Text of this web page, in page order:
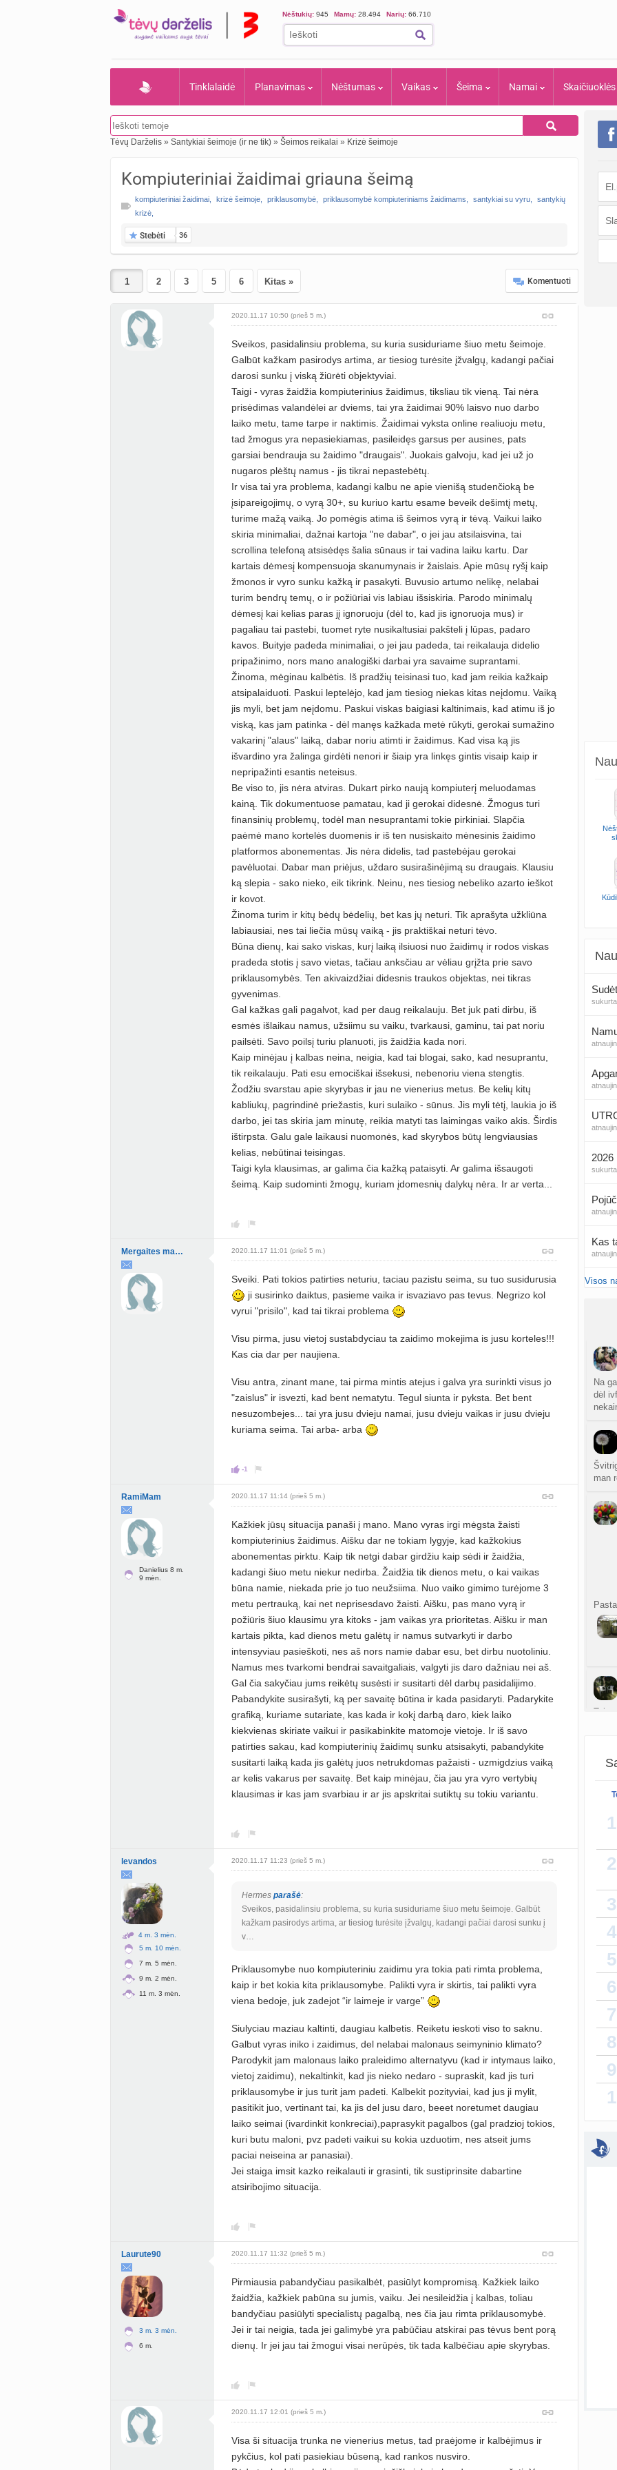
Nėštukių: 945 Mamų: 28.494 Narių: 66.710
Tinklalaidė Planavimas Nėštumas Vaikas Šeima Namai Skaičiuoklės
Tėvų Darželis » Santykiai šeimoje (ir ne tik) » Šeimos reikalai » Krizė šeimoje
Kompiuteriniai žaidimai griauna šeimą
kompiuteriniai žaidimai krizė šeimoje priklausomybė priklausomybė kompiuteriniams žaidimams santykiai su vyru
santykių
krizė
Stebėti 36
2 3 5 6 Kitas » Komentuoti
2020.11.17 10:50 (prieš 5 m.)
Sveikos, pasidalinsiu problema, su kuria susiduriame šiuo metu šeimoje.
Galbūt kažkam pasirodys artima, ar tiesiog turėsite įžvalgų, kadangi pačiai
darosi sunku į viską žiūrėti objektyviai.
Taigi - vyras žaidžia kompiuterinius žaidimus, tiksliau tik vieną. Tai nėra
prisėdimas valandėlei ar dviems, tai yra žaidimai 90% laisvo nuo darbo
laiko metu, tame tarpe ir naktimis. Žaidimai vyksta online realiuoju metu,
tad žmogus yra nepasiekiamas, pasileidęs garsus per ausines, pats
garsiai bendrauja su žaidimo "draugais". Juokais galvoju, kad jei už jo
nugaros plėštų namus - jis tikrai nepastebėtų.
Ir visa tai yra problema, kadangi kalbu ne apie vienišą studenčioką be
įsipareigojimų, o vyrą 30+, su kuriuo kartu esame beveik dešimtį metų,
turime mažą vaiką. Jo pomėgis atima iš šeimos vyrą ir tėvą. Vaikui laiko
skiria minimaliai, dažnai kartoja "ne dabar", o jei jau atsilaisvina, tai
scrollina telefoną atsisėdęs šalia sūnaus ir tai vadina laiku kartu. Dar
kartais dėmesį kompensuoja skanumynais ir žaislais. Apie mūsų ryšį kaip
žmonos ir vyro sunku kažką ir pasakyti. Buvusio artumo nelikę, nelabai
turim bendrų temų, o ir požiūriai vis labiau išsiskiria. Parodo minimalų
dėmesį kai kelias paras jį ignoruoju (dėl to, kad jis ignoruoja mus) ir
pagaliau tai pastebi, tuomet ryte nusikaltusiai pakšteli į lūpas, padaro
kavos. Buityje padeda minimaliai, o jei jau padeda, tai reikalauja didelio
pripažinimo, nors mano analogiški darbai yra savaime suprantami.
Žinoma, mėginau kalbėtis. Iš pradžių teisinasi tuo, kad jam reikia kažkaip
atsipalaiduoti. Paskui leptelėjo, kad jam tiesiog niekas kitas neįdomu. Vaiką
jis myli, bet jam neįdomu. Paskui viskas baigiasi kaltinimais, kad atimu iš jo
viską, kas jam patinka - dėl manęs kažkada metė rūkyti, gerokai sumažino
vakarinį "alaus" laiką, dabar noriu atimti ir žaidimus. Kad visa ką jis
išvardino yra žalinga girdėti nenori ir šiaip yra linkęs gintis visaip kaip ir
nepripažinti esantis neteisus.
Be viso to, jis nėra atviras. Dukart pirko naują kompiuterį meluodamas
kainą. Tik dokumentuose pamatau, kad ji gerokai didesnė. Žmogus turi
finansinių problemų, todėl man nesuprantami tokie pirkiniai. Slapčia
paėmė mano kortelės duomenis ir iš ten nusiskaito mėnesinis žaidimo
platformos abonementas. Jis nėra didelis, tad pastebėjau gerokai
pavėluotai. Dabar man priėjus, uždaro susirašinėjimą su draugais. Klausiu
ką slepia - sako nieko, eik tikrink. Neinu, nes tiesiog nebeliko azarto ieškot
ir kovot.
Žinoma turim ir kitų bėdų bėdelių, bet kas jų neturi. Tik aprašyta užkliūna
labiausiai, nes tai liečia mūsų vaiką - jis praktiškai neturi tėvo.
Būna dienų, kai sako viskas, kurį laiką ilsiuosi nuo žaidimų ir rodos viskas
pradeda stotis į savo vietas, tačiau anksčiau ar vėliau grįžta prie savo
priklausomybės. Ten akivaizdžiai didesnis traukos objektas, nei tikras
gyvenimas.
Gal kažkas gali pagalvot, kad per daug reikalauju. Bet juk pati dirbu, iš
esmės išlaikau namus, užsiimu su vaiku, tvarkausi, gaminu, tai pat noriu
pailsėti. Savo poilsį turiu planuoti, jis žaidžia kada nori.
Kaip minėjau į kalbas neina, neigia, kad tai blogai, sako, kad nesuprantu,
tik reikalauju. Pati esu emociškai išsekusi, nebenoriu viena stengtis.
Žodžiu svarstau apie skyrybas ir jau ne vienerius metus. Be kelių kitų
kabliukų, pagrindinė priežastis, kuri sulaiko - sūnus. Jis myli tėtį, laukia jo iš
darbo, jei tas skiria jam minutę, reikia matyti tas laimingas vaiko akis. Širdis
ištirpsta. Galu gale laikausi nuomonės, kad skyrybos būtų lengviausias
kelias, nebūtinai teisingas.
Taigi kyla klausimas, ar galima čia kažką pataisyti. Ar galima išsaugoti
šeimą. Kaip sudominti žmogų, kuriam įdomesnių dalykų nėra. Ir ar verta...
Mergaites mama 2020.11.17 11:01 (prieš 5 m.)
Sveiki. Pati tokios patirties neturiu, taciau pazistu seima, su tuo susidurusia
ji susirinko daiktus, pasieme vaika ir isvaziavo pas tevus. Negrizo kol
vyrui "prisilo", kad tai tikrai problema
Visu pirma, jusu vietoj sustabdyciau ta zaidimo mokejima is jusu korteles!!!
Kas cia dar per naujiena.
Visu antra, zinant mane, tai pirma mintis atejus i galva yra surinkti visus jo
"zaislus" ir isvezti, kad bent nematytu. Tegul siunta ir pyksta. Bet bent
nesuzombejes... tai yra jusu dvieju namai, jusu dvieju vaikas ir jusu dvieju
kuriama seima. Tai arba- arba
-1
RamiMam
Danielius 8 m.
9 mėn.
2020.11.17 11:14 (prieš 5 m.)
Kažkiek jūsų situacija panaši į mano. Mano vyras irgi mėgsta žaisti
kompiuterinius žaidimus. Aišku dar ne tokiam lygyje, kad kažkokius
abonementas pirktu. Kaip tik netgi dabar girdžiu kaip sėdi ir žaidžia,
kadangi šiuo metu niekur nedirba. Žaidžia tik dienos metu, o kai vaikas
būna namie, niekada prie jo tuo neužsiima. Nuo vaiko gimimo turėjome 3
metu pertrauką, kai net neprisesdavo žaisti. Aišku, pas mano vyrą ir
požiūris šiuo klausimu yra kitoks - jam vaikas yra prioritetas. Aišku ir man
kartais pikta, kad dienos metu galėtų ir namus sutvarkyti ir darbo
intensyviau pasieškoti, nes aš nors namie dabar esu, bet dirbu nuotoliniu.
Namus mes tvarkomi bendrai savaitgaliais, valgyti jis daro dažniau nei aš.
Gal čia sakyčiau jums reikėtų susėsti ir susitarti dėl darbų pasidalijimo.
Pabandykite susirašyti, ką per savaitę būtina ir kada pasidaryti. Padarykite
grafiką, kuriame sutariate, kas kada ir kokį darbą daro, kiek laiko
kiekvienas skiriate vaikui ir pasikabinkite matomoje vietoje. Ir iš savo
patirties sakau, kad kompiuterinių žaidimų sunku atsisakyti, pabandykite
susitarti laiką kada jis galėtų juos netrukdomas pažaisti - uzmigdzius vaiką
ar kelis vakarus per savaitę. Bet kaip minėjau, čia jau yra vyro vertybių
klausimas ir kas jam svarbiau ir ar jis apskritai sutiktų su tokiu variantu.
levandos
4 m. 3 mėn.
5 m. 10 mėn.
7 m. 5 mėn.
9 m. 2 mėn.
11 m. 3 mėn.
2020.11.17 11:23 (prieš 5 m.)
Hermes parašė:
Sveikos, pasidalinsiu problema, su kuria susiduriame šiuo metu šeimoje. Galbūt
kažkam pasirodys artima, ar tiesiog turėsite įžvalgų, kadangi pačiai darosi sunku į
v…
Priklausomybe nuo kompiuteriniu zaidimu yra tokia pati rimta problema,
kaip ir bet kokia kita priklausomybe. Palikti vyra ir skirtis, tai palikti vyra
viena bedoje, juk zadejot “ir laimeje ir varge”
Siulyciau maziau kaltinti, daugiau kalbetis. Reiketu ieskoti viso to saknu.
Galbut vyras iniko i zaidimus, del nelabai malonaus seimyninio klimato?
Parodykit jam malonaus laiko praleidimo alternatyvu (kad ir intymaus laiko,
vietoj zaidimu), nekaltinkit, kad jis nieko nedaro - supraskit, kad jis turi
priklausomybe ir jus turit jam padeti. Kalbekit pozityviai, kad jus ji mylit,
pasitikit juo, vertinant tai, ka jis del jusu daro, beeet noretumet daugiau
laiko seimai (ivardinkit konkreciai),paprasykit pagalbos (gal pradzioj tokios,
kuri butu maloni, pvz padeti vaikui su kokia uzduotim, nes atseit jums
paciai neiseina ar panasiai).
Jei staiga imsit kazko reikalauti ir grasinti, tik sustiprinsite dabartine
atsiribojimo situacija.
Laurute90
3 m. 3 mėn.
6 m.
2020.11.17 11:32 (prieš 5 m.)
Pirmiausia pabandyčiau pasikalbėt, pasiūlyt kompromisą. Kažkiek laiko
žaidžia, kažkiek pabūna su jumis, vaiku. Jei nesileidžia į kalbas, toliau
bandyčiau pasiūlyti specialistų pagalbą, nes čia jau rimta priklausomybė.
Jei ir tai neigia, tada jei galimybė yra pabūčiau atskirai pas tėvus bent porą
dienų. Ir jei jau tai žmogui visai nerūpės, tik tada kalbėčiau apie skyrybas.
2020.11.17 12:01 (prieš 5 m.)
Visa ši situacija trunka ne vienerius metus, tad praėjome ir kalbėjimus ir
pykčius, kol pati pasiekiau būseną, kad rankos nusviro.
sukurta
2026
sukurta
Kas
Ar
sukurta
sukurta
Visos
Na
dėl
man
Tai
1
2
3
4
5
6
7
8
9